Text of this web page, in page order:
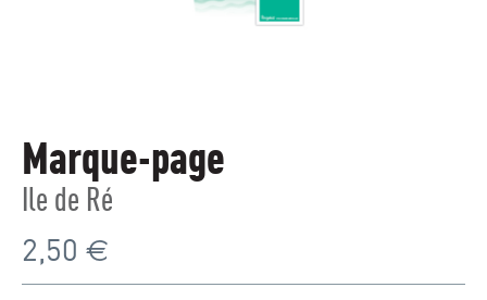
Marque-page
Ile de Ré
2,50 €